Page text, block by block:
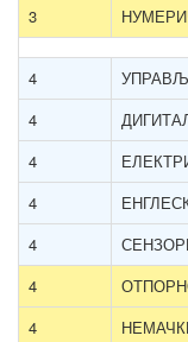
3
4
4
4
4
4
4
4